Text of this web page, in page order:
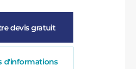
devis gratuit
d'informations